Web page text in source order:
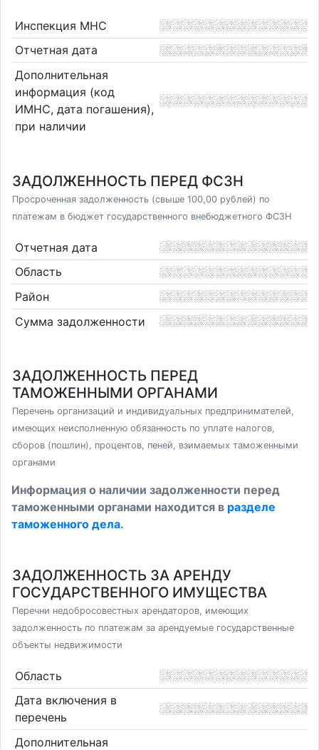
Инспекция МНС
Отчетная дата
Дополнительная
информация (код
ИМНС, дата погашения),
при наличии
ЗАДОЛЖЕННОСТЬ ПЕРЕД ФСЗН
Просроченная задолженность (свыше 100,00 рублей) по
платежам в бюджет государственного внебюджетного ФСЗН
Отчетная дата
Область
Район
Сумма задолженности
ЗАДОЛЖЕННОСТЬ ПЕРЕД
ТАМОЖЕННЫМИ ОРГАНАМИ
Перечень организаций и индивидуальных предпринимателей,
имеющих неисполненную обязанность по уплате налогов,
сборов (пошлин), процентов, пеней, взимаемых таможенными
органами
Информация о наличии задолженности перед
таможенными органами находится в разделе
таможенного дела.
ЗАДОЛЖЕННОСТЬ ЗА АРЕНДУ
ГОСУДАРСТВЕННОГО ИМУЩЕСТВА
Перечни недобросовестных арендаторов, имеющих
задолженность по платежам за арендуемые государственные
объекты недвижимости
Область
Дата включения в
перечень
Дополнительная